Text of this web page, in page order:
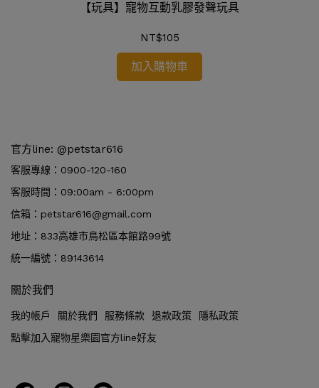
【玩具】寵物互動乳膠發聲玩具
NT$105
加入購物車
官方line: @petstar616
客服專線：0900-120-160
客服時間：09:00am - 6:00pm
信箱：petstar616@gmail.com
地址：833高雄市鳥松區本館路99號
統一編號：89143614
關於我們
我的帳戶 關於我們 服務條款 退款政策
隱私政策
點擊加入寵物星樂園官方line好友